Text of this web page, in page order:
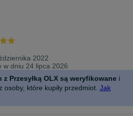
2022
w dniu 24 lipca 2026
Przesyłką OLX są weryfikowane i
które kupiły przedmiot. Jak